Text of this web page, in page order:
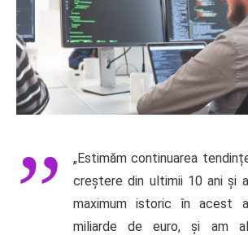
„Estimăm continuarea
creștere din ultimii 10 ani și
maximum istoric în acest
miliarde de euro, și am